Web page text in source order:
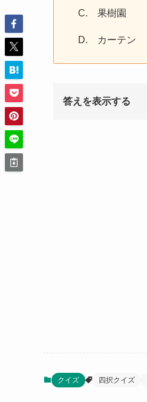
C. 果樹園
D. カーテン
答えを表示する
クイズ 四択クイズ